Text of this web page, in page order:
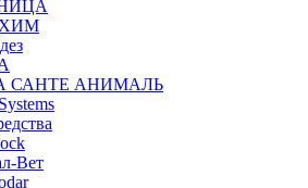
САНТЕ АНИМАЛЬ
Вет